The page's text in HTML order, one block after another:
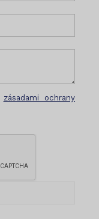
zásadami ochrany